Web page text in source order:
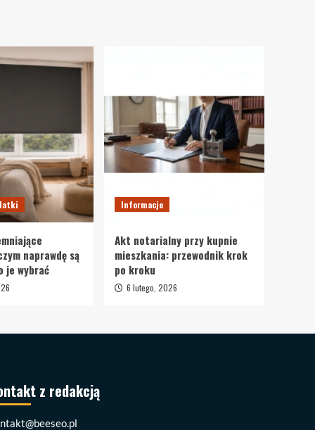
naprawdę są
je wybrać
Informacje
Akt notarialny przy kupnie
mieszkania: przewodnik krok
po kroku
6 lutego, 2026
z redakcją